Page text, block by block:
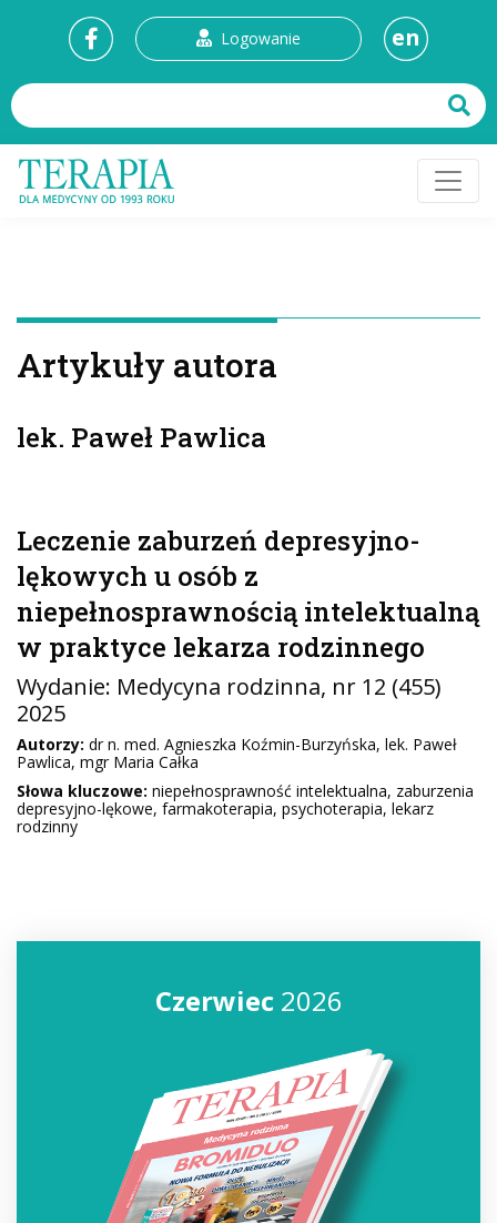
Logowanie en
Artykuły autora
lek. Paweł Pawlica
Leczenie zaburzeń depresyjno-
lękowych u osób z
niepełnosprawnością intelektualną
w praktyce lekarza rodzinnego
Wydanie: Medycyna rodzinna, nr 12 (455)
2025
Autorzy: dr n. med. Agnieszka Koźmin-Burzyńska, lek. Paweł
Pawlica, mgr Maria Całka
Słowa kluczowe: niepełnosprawność intelektualna, zaburzenia
depresyjno-lękowe, farmakoterapia, psychoterapia, lekarz
rodzinny
Czerwiec2026